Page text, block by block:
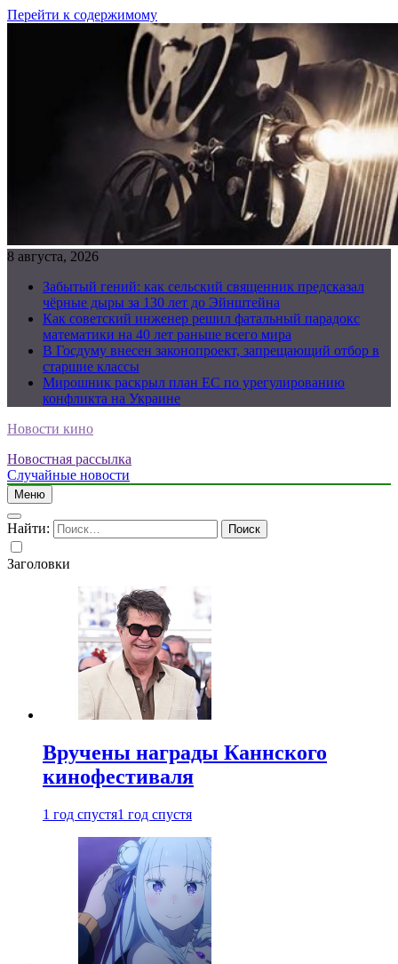
Перейти к содержимому
8 августа, 2026
Забытый гений: как сельский священник предсказал
чёрные дыры за 130 лет до Эйнштейна
Как советский инженер решил фатальный парадокс
математики на 40 лет раньше всего мира
В Госдуму внесен законопроект, запрещающий отбор в
старшие классы
Мирошник раскрыл план ЕС по урегулированию
конфликта на Украине
Новости кино
Новостная рассылка
Случайные новости
Меню
Найти:
Заголовки
Вручены награды Каннского
кинофестиваля
1 год спустя1 год спустя